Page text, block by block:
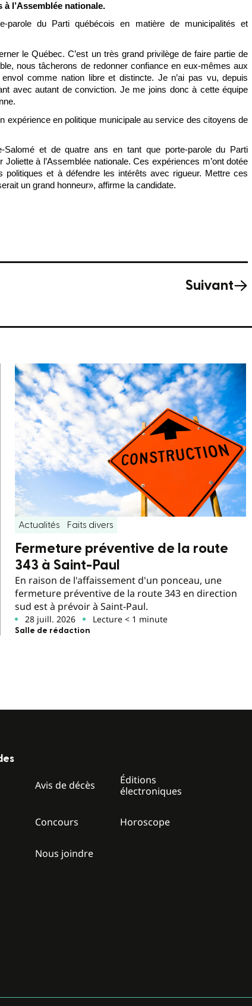
l’Assemblée nationale.
parole du Parti québécois en matière de municipalités et
le Québec. C’est un très grand privilège de faire partie de
nous tâcherons de redonner confiance en eux-mêmes aux
comme nation libre et distincte. Je n’ai pas vu, depuis
avec autant de conviction. Je me joins donc à cette équipe
expérience en politique municipale au service des citoyens de
et de quatre ans en tant que porte-parole du Parti
à l’Assemblée nationale. Ces expériences m’ont dotée
et à défendre les intérêts avec rigueur. Mettre ces
un grand honneur», affirme la candidate.
Suivant
Actualités Faits divers
Fermeture préventive de la route
343 à Saint-Paul
En raison de l'affaissement d'un ponceau, une
fermeture préventive de la route 343 en direction
sud est à prévoir à Saint-Paul.
28 juill. 2026 Lecture < 1 minute
Salle de rédaction
Avis de décès
Éditions
électroniques
Concours Horoscope
Nous joindre